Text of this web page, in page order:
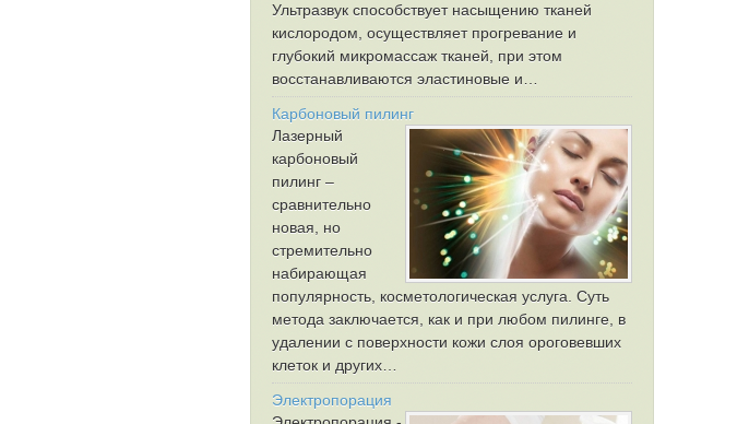
Ультразвук способствует насыщению тканей
кислородом, осуществляет прогревание и
глубокий микромассаж тканей, при этом
восстанавливаются эластиновые и…
Карбоновый пилинг
Лазерный
карбоновый
пилинг –
сравнительно
новая, но
стремительно
набирающая
популярность, косметологическая услуга. Суть
метода заключается, как и при любом пилинге, в
удалении с поверхности кожи слоя ороговевших
клеток и других…
Электропорация